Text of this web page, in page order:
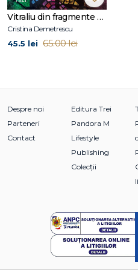
Vitraliu din fragmente de fantomă
Cristina Demetrescu
45.5 lei 65.00 lei
Despre noi
Parteneri
Contact
Editura Trei
Pandora M
Lifestyle
Publishing
Colecții